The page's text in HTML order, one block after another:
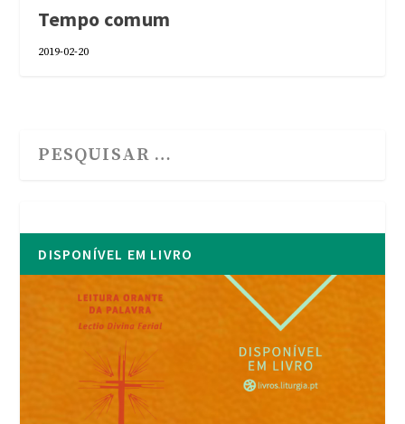
Tempo comum
2019-02-20
DISPONÍVEL EM LIVRO